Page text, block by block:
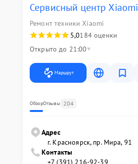
Сервисный центр Xiaomi
Ремонт техники Xiaomi
5,0184 оценки
Открыто до 21:00
Маршрут
ОбзорОтзывы 204
Адрес
г. Красноярск, ​пр. Мира, 91
Контакты
+7 (391) 216-92-39